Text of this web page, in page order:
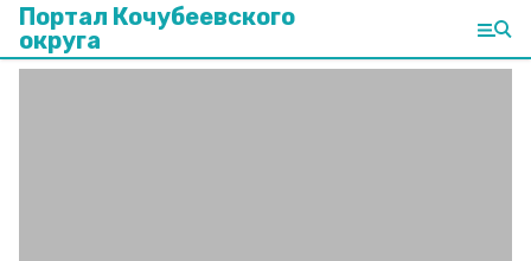
Портал Кочубеевского
округа